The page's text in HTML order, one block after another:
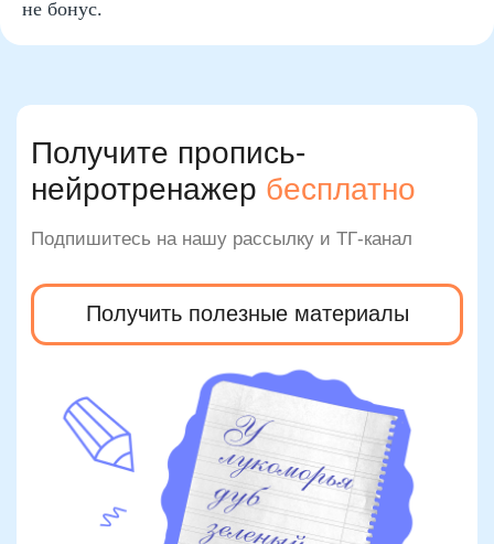
не бонус.